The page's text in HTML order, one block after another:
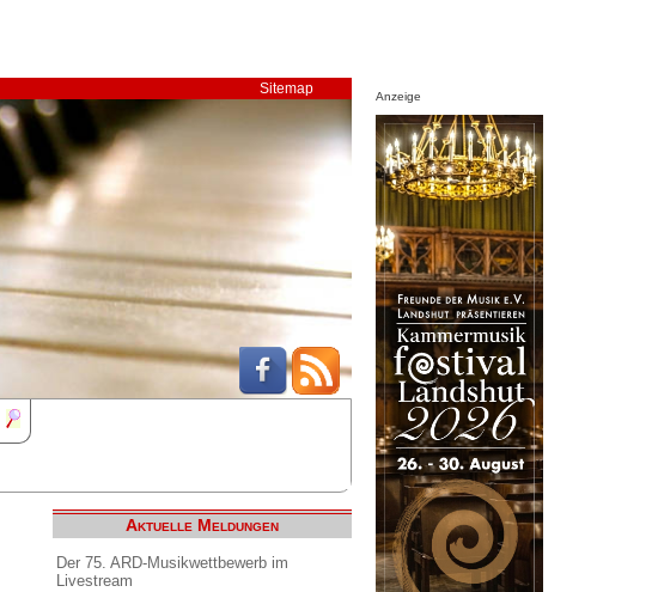
Sitemap
Aktuelle Meldungen
Der 75. ARD-Musikwettbewerb im
Livestream
Anzeige